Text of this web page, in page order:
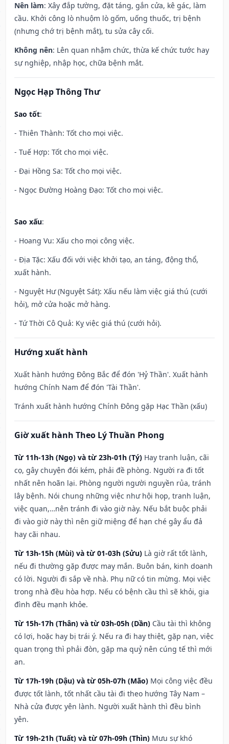
Nên làm: Xây đắp tường, đặt táng, gắn cửa, kê gác, làm
cầu. Khởi công lò nhuộm lò gốm, uống thuốc, trị bệnh
(nhưng chớ trị bệnh mắt), tu sửa cây cối.
Không nên: Lên quan nhậm chức, thừa kế chức tước hay
sự nghiệp, nhập học, chữa bệnh mắt.
Ngọc Hạp Thông Thư
Sao tốt:
- Thiên Thành: Tốt cho mọi việc.
- Tuế Hợp: Tốt cho mọi việc.
- Đại Hồng Sa: Tốt cho mọi việc.
- Ngọc Đường Hoàng Đạo: Tốt cho mọi việc.
Sao xấu:
- Hoang Vu: Xấu cho mọi công việc.
- Địa Tặc: Xấu đối với việc khởi tạo, an táng, động thổ,
xuất hành.
- Nguyệt Hư (Nguyệt Sát): Xấu nếu làm việc giá thú (cưới
hỏi), mở cửa hoặc mở hàng.
- Tứ Thời Cô Quả: Kỵ việc giá thú (cưới hỏi).
Hướng xuất hành
Xuất hành hướng Đông Bắc để đón 'Hỷ Thần'. Xuất hành
hướng Chính Nam để đón 'Tài Thần'.
Tránh xuất hành hướng Chính Đông gặp Hạc Thần (xấu)
Giờ xuất hành Theo Lý Thuần Phong
Từ 11h-13h (Ngọ) và từ 23h-01h (Tý) Hay tranh luận, cãi
cọ, gây chuyện đói kém, phải đề phòng. Người ra đi tốt
nhất nên hoãn lại. Phòng người người nguyền rủa, tránh
lây bệnh. Nói chung những việc như hội họp, tranh luận,
việc quan,…nên tránh đi vào giờ này. Nếu bắt buộc phải
đi vào giờ này thì nên giữ miệng để hạn ché gây ẩu đả
hay cãi nhau.
Từ 13h-15h (Mùi) và từ 01-03h (Sửu) Là giờ rất tốt lành,
nếu đi thường gặp được may mắn. Buôn bán, kinh doanh
có lời. Người đi sắp về nhà. Phụ nữ có tin mừng. Mọi việc
trong nhà đều hòa hợp. Nếu có bệnh cầu thì sẽ khỏi, gia
đình đều mạnh khỏe.
Từ 15h-17h (Thân) và từ 03h-05h (Dần) Cầu tài thì không
có lợi, hoặc hay bị trái ý. Nếu ra đi hay thiệt, gặp nạn, việc
quan trọng thì phải đòn, gặp ma quỷ nên cúng tế thì mới
an.
Từ 17h-19h (Dậu) và từ 05h-07h (Mão) Mọi công việc đều
được tốt lành, tốt nhất cầu tài đi theo hướng Tây Nam –
Nhà cửa được yên lành. Người xuất hành thì đều bình
yên.
Từ 19h-21h (Tuất) và từ 07h-09h (Thìn) Mưu sự khó